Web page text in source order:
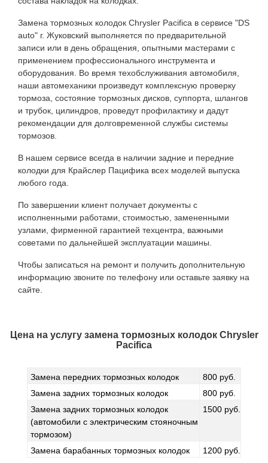
Замена тормозных колодок Chrysler Pacifica в сервисе "DS
auto" г. Жуковский выполняется по предварительной
записи или в день обращения, опытными мастерами с
применением профессионального инструмента и
оборудования. Во время техобслуживания автомобиля,
наши автомеханики произведут комплексную проверку
тормоза, состояние тормозных дисков, суппорта, шлангов
и трубок, цилиндров, проведут профилактику и дадут
рекомендации для долговременной службы системы
тормозов.
В нашем сервисе всегда в наличии задние и передние
колодки для Крайслер Пацифика всех моделей выпуска
любого года.
По завершении клиент получает документы с
исполненными работами, стоимостью, замененными
узлами, фирменной гарантией техцентра, важными
советами по дальнейшей эксплуатации машины.
Чтобы записаться на ремонт и получить дополнительную
информацию звоните по телефону или оставьте заявку на
сайте.
Цена на услугу замена тормозных колодок Chrysler
Pacifica
Замена передних тормозных колодок
800 руб.
Замена задних тормозных колодок
800 руб.
Замена задних тормозных колодок
(автомобили с электрическим стояночным
тормозом)
1500 руб.
Замена барабанных тормозных колодок 1200 руб.